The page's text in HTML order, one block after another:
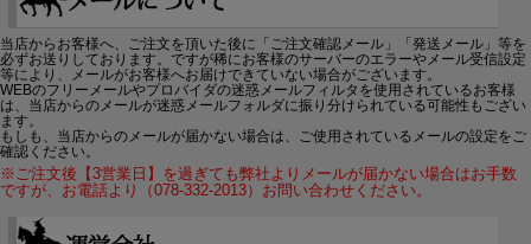
当店からお客様へ、ご注文を頂いた後に「ご注文確認メール」「発送メール」等を
必ずお送りしております。ですが稀にお客様のサーバーのエラーやメール受信設定
等により、メールがお客様へお届けできていない場合がございます。
WEBのフリーメールやプロバイダの迷惑メールフィルタを使用されているお客様
は、当店からのメールが迷惑メールフォルダに振り分けられている可能性もござい
ます。
もしも、当店からのメールが届かない場合は、ご使用されているメールの設定をご
確認ください。
※ご注文後【3営業日】を過ぎても弊社よりメールが届かない場合はお手数
ですが、お電話より（078-332-2013）お問い合わせください。